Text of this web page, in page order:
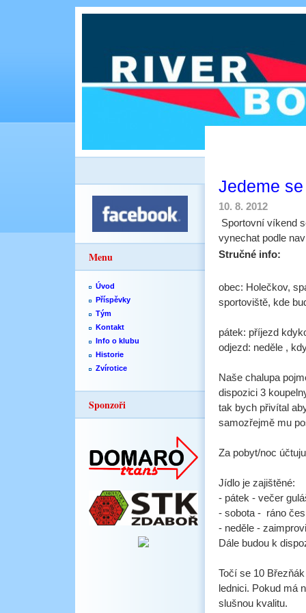
Menu
Úvod
Příspěvky
Tým
Kontakt
Info o klubu
Historie
Zvírotice
Sponzoři
Jedeme
10. 8. 2012
Sportovní víkend
vynechat podle
Stručné info:
obec: Holečkov,
sportoviště, kde
pátek: příjezd
odjezd: neděle ,
Naše chalupa
dispozici 3
tak bych přivítal
samozřejmě mu
Za pobyt/noc
Jídlo je zajištěné:
- pátek - večer
- sobota - ráno
- neděle -
Dále budou k
Točí se 10
lednici. Pokud má
slušnou kvalitu.